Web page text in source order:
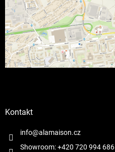
Kontakt
info@alamaison.cz
Showroom: +420 720 994 686